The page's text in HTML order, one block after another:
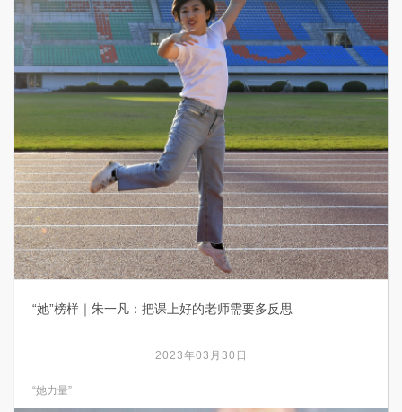
“她”榜样｜朱一凡：把课上好的老师需要多反思
2023年03月30日
“她力量”